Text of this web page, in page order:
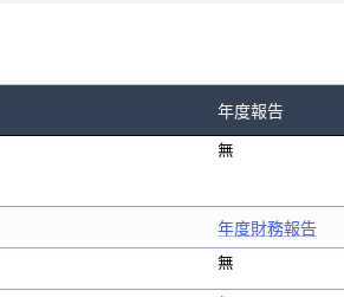
年度報告
無
年度財務報告
無